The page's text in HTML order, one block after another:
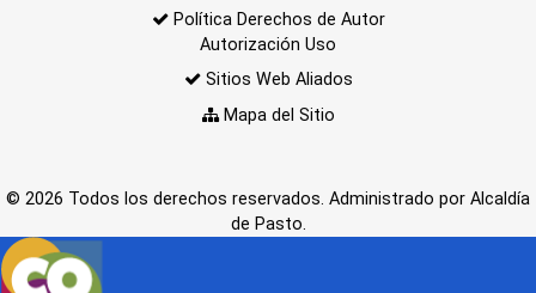
Política Derechos de Autor
Autorización Uso
Sitios Web Aliados
Mapa del Sitio
© 2026 Todos los derechos reservados. Administrado por Alcaldía
de Pasto.